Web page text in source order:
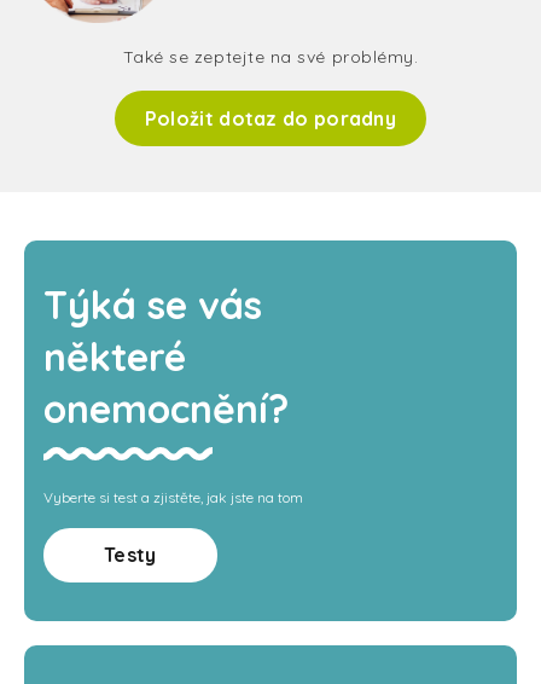
Také se zeptejte na své problémy.
Položit dotaz do poradny
Týká se vás
některé
onemocnění?
Vyberte si test a zjistěte, jak jste na tom
Testy